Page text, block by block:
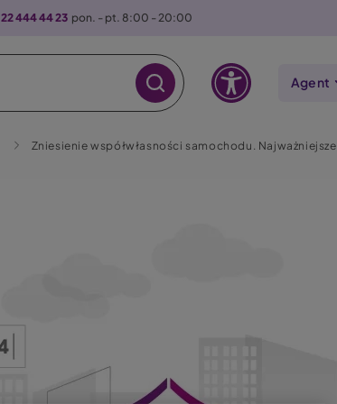
22 444 44 23 pon. - pt. 8:00 - 20:00
Agent
Zniesienie współwłasności samochodu.